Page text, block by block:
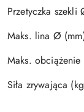
Przetyczka szekli
Maks. lina Ø
Maks.
Siła zrywająca